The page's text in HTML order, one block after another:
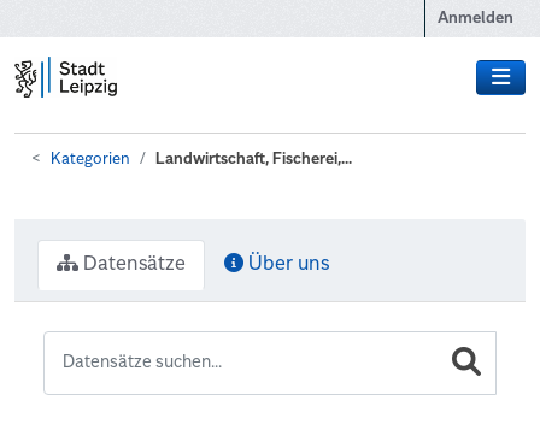
Anmelden
Kategorien Landwirtschaft, Fischerei,...
Datensätze Über uns